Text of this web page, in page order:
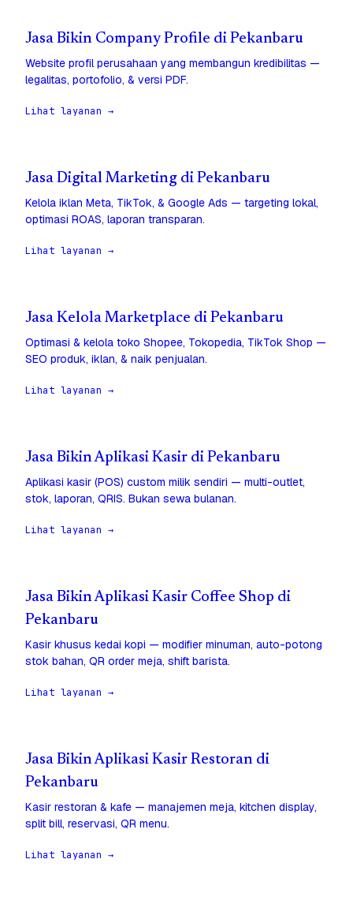
Jasa Bikin Company Profile di Pekanbaru
Website profil perusahaan yang membangun kredibilitas —
legalitas, portofolio, & versi PDF.
Lihat layanan →
Jasa Digital Marketing di Pekanbaru
Kelola iklan Meta, TikTok, & Google Ads — targeting lokal,
optimasi ROAS, laporan transparan.
Lihat layanan →
Jasa Kelola Marketplace di Pekanbaru
Optimasi & kelola toko Shopee, Tokopedia, TikTok Shop —
SEO produk, iklan, & naik penjualan.
Lihat layanan →
Jasa Bikin Aplikasi Kasir di Pekanbaru
Aplikasi kasir (POS) custom milik sendiri — multi-outlet,
stok, laporan, QRIS. Bukan sewa bulanan.
Lihat layanan →
Jasa Bikin Aplikasi Kasir Coffee Shop di
Pekanbaru
Kasir khusus kedai kopi — modifier minuman, auto-potong
stok bahan, QR order meja, shift barista.
Lihat layanan →
Jasa Bikin Aplikasi Kasir Restoran di
Pekanbaru
Kasir restoran & kafe — manajemen meja, kitchen display,
split bill, reservasi, QR menu.
Lihat layanan →